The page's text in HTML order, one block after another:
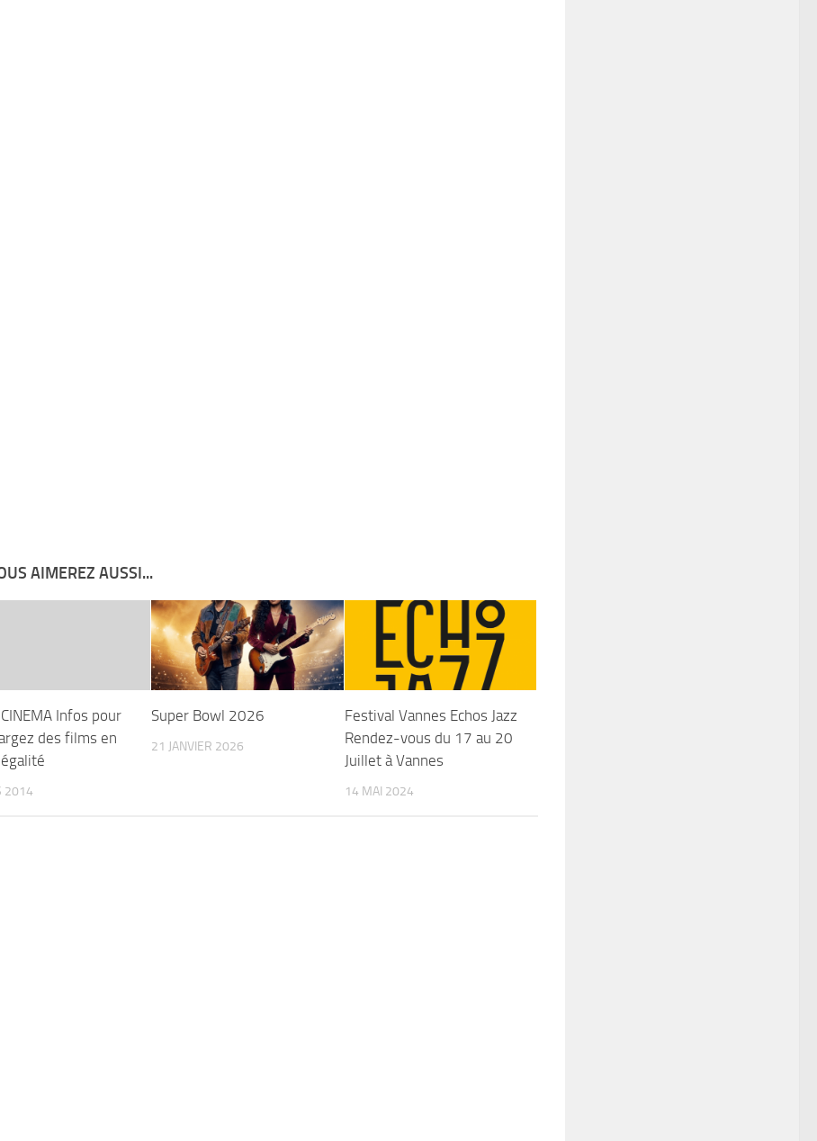
AIMEREZ AUSSI...
Infos pour
des films en
2014
Super Bowl 2026
21 JANVIER 2026
Festival Vannes Echos Jazz
Rendez-vous du 17 au 20
Juillet à Vannes
14 MAI 2024